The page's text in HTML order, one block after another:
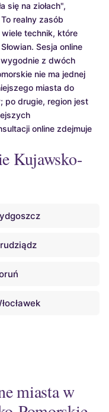
się na ziołach",
realny zasób
technik, które
Sesja online
z dwóch
nie ma jednej
miasta do
po drugie, region jest
online zdejmuje
Kujawsko-
miasta w